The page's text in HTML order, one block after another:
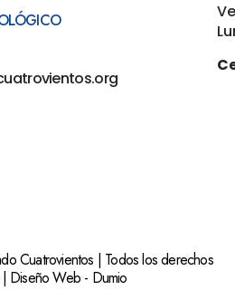
Cuatrovientos | Todos los derechos
Diseño Web - Dumio